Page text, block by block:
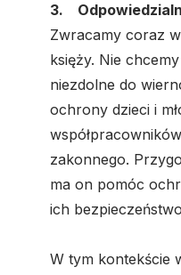
3.
Zwracamy coraz
księży. Nie
niezdolne do
ochrony dzieci i
zakonnego.
ma on pomóc
ich
W tym kontekście